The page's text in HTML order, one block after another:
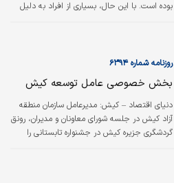
بوده است. با این حال، بسیاری از افراد به دلیل
روزنامه شماره ۶۳۹۴
بخش خصوصی عامل توسعه کیش
دنیای اقتصاد – کیش: مدیرعامل سازمان منطقه
آزاد کیش در جلسه شورای معاونان و مدیران، رونق
گردشگری جزیره کیش در جشنواره تابستانی را